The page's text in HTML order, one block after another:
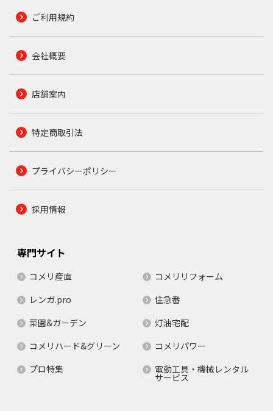
ご利用規約
会社概要
店舗案内
特定商取引法
プライバシーポリシー
採用情報
専門サイト
コメリ産直
コメリリフォーム
レンガ.pro
住急番
菜園&ガーデン
灯油宅配
コメリハード&グリーン
コメリパワー
プロ特集
電動工具・機械レンタル
サービス